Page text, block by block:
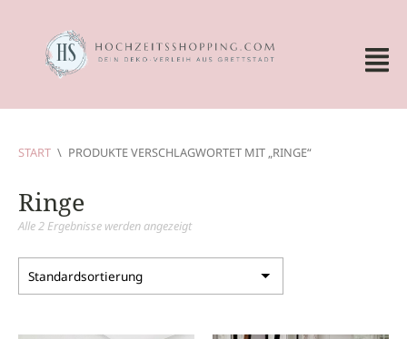
START \ PRODUKTE VERSCHLAGWORTET MIT „RINGE“
Ringe
Alle 2 Ergebnisse werden angezeigt